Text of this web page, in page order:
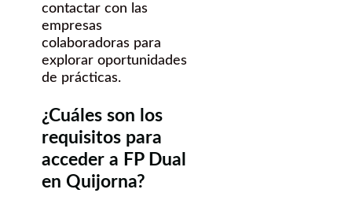
contactar con las
empresas
colaboradoras para
explorar oportunidades
de prácticas.
¿Cuáles son los
requisitos para
acceder a FP Dual
en Quijorna?